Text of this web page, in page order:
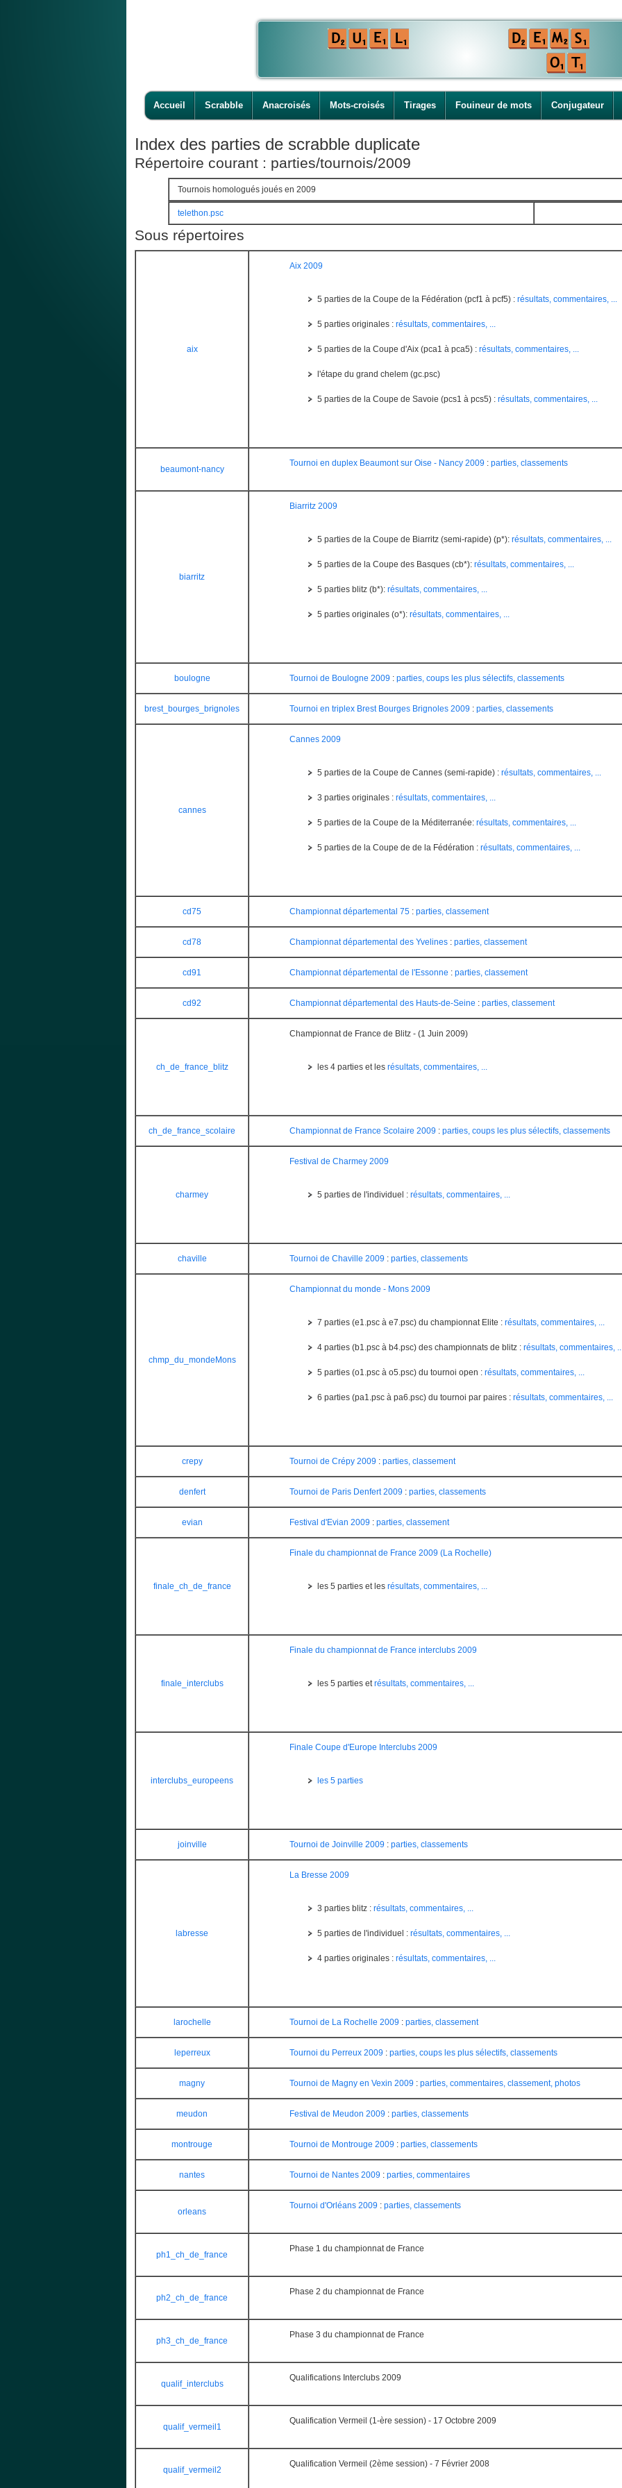
Accueil Scrabble Anacroisés Mots-croisés Tirages Fouineur de mots Conjugateur
Index des parties de scrabble duplicate
Répertoire courant : parties/tournois/2009
Tournois homologués joués en 2009
telethon.psc
Sous répertoires
aix
Aix 2009
5 parties de la Coupe de la Fédération (pcf1 à pcf5) : résultats, commentaires, ...
5 parties originales : résultats, commentaires, ...
5 parties de la Coupe d'Aix (pca1 à pca5) : résultats, commentaires, ...
l'étape du grand chelem (gc.psc)
5 parties de la Coupe de Savoie (pcs1 à pcs5) : résultats, commentaires, ...
beaumont-nancy
Tournoi en duplex Beaumont sur Oise - Nancy 2009 : parties, classements
biarritz
Biarritz 2009
5 parties de la Coupe de Biarritz (semi-rapide) (p*): résultats, commentaires, ...
5 parties de la Coupe des Basques (cb*): résultats, commentaires, ...
5 parties blitz (b*): résultats, commentaires, ...
5 parties originales (o*): résultats, commentaires, ...
boulogne Tournoi de Boulogne 2009 : parties, coups les plus sélectifs, classements
brest_bourges_brignoles Tournoi en triplex Brest Bourges Brignoles 2009 : parties, classements
cannes
Cannes 2009
5 parties de la Coupe de Cannes (semi-rapide) : résultats, commentaires, ...
3 parties originales : résultats, commentaires, ...
5 parties de la Coupe de la Méditerranée: résultats, commentaires, ...
5 parties de la Coupe de de la Fédération : résultats, commentaires, ...
cd75 Championnat départemental 75 : parties, classement
cd78 Championnat départemental des Yvelines : parties, classement
cd91 Championnat départemental de l'Essonne : parties, classement
cd92 Championnat départemental des Hauts-de-Seine : parties, classement
ch_de_france_blitz
Championnat de France de Blitz - (1 Juin 2009)
les 4 parties et les résultats, commentaires, ...
ch_de_france_scolaire Championnat de France Scolaire 2009 : parties, coups les plus sélectifs, classements
charmey
Festival de Charmey 2009
5 parties de l'individuel : résultats, commentaires, ...
chaville Tournoi de Chaville 2009 : parties, classements
chmp_du_mondeMons
Championnat du monde - Mons 2009
7 parties (e1.psc à e7.psc) du championnat Elite : résultats, commentaires, ...
4 parties (b1.psc à b4.psc) des championnats de blitz : résultats, commentaires,
5 parties (o1.psc à o5.psc) du tournoi open : résultats, commentaires, ...
6 parties (pa1.psc à pa6.psc) du tournoi par paires : résultats, commentaires, ...
crepy Tournoi de Crépy 2009 : parties, classement
denfert Tournoi de Paris Denfert 2009 : parties, classements
evian Festival d'Evian 2009 : parties, classement
finale_ch_de_france
Finale du championnat de France 2009 (La Rochelle)
les 5 parties et les résultats, commentaires, ...
finale_interclubs
Finale du championnat de France interclubs 2009
les 5 parties etrésultats, commentaires, ...
interclubs_europeens
Finale Coupe d'Europe Interclubs 2009
les 5 parties
joinville Tournoi de Joinville 2009 : parties, classements
labresse
La Bresse 2009
3 parties blitz : résultats, commentaires, ...
5 parties de l'individuel : résultats, commentaires, ...
4 parties originales : résultats, commentaires, ...
larochelle Tournoi de La Rochelle 2009 : parties, classement
leperreux Tournoi du Perreux 2009 : parties, coups les plus sélectifs, classements
magny Tournoi de Magny en Vexin 2009 : parties, commentaires, classement, photos
meudon Festival de Meudon 2009 : parties, classements
montrouge Tournoi de Montrouge 2009 : parties, classements
nantes Tournoi de Nantes 2009 : parties, commentaires
orleans
Tournoi d'Orléans 2009 : parties, classements
ph1_ch_de_france
Phase 1 du championnat de France
ph2_ch_de_france
Phase 2 du championnat de France
ph3_ch_de_france
Phase 3 du championnat de France
qualif_interclubs
Qualifications Interclubs 2009
qualif_vermeil1
Qualification Vermeil (1-ère session) - 17 Octobre 2009
qualif_vermeil2
Qualification Vermeil (2ème session) - 7 Février 2008